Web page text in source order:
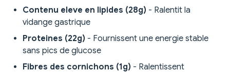
Contenu eleve en lipides (28g) - Ralentit la
vidange gastrique
Proteines (22g) - Fournissent une energie stable
sans pics de glucose
Fibres des cornichons (1g) - Ralentissent